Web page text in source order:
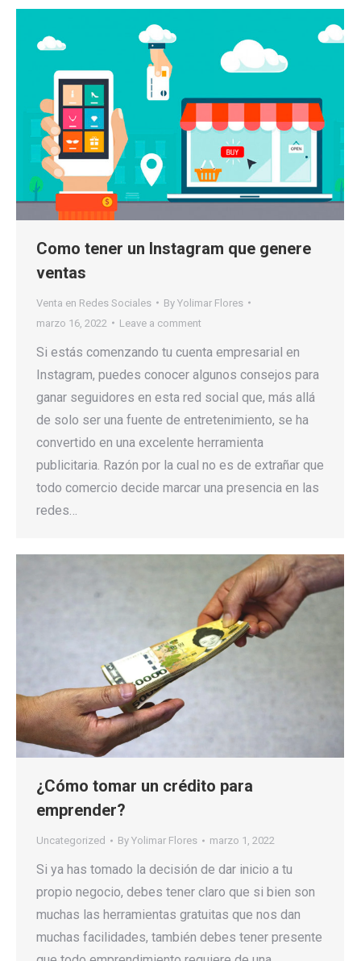
Como tener un Instagram que genere
ventas
Venta en Redes Sociales By Yolimar Flores
marzo 16, 2022
Leave a comment
Si estás comenzando tu cuenta empresarial en
Instagram, puedes conocer algunos consejos para
ganar seguidores en esta red social que, más allá
de solo ser una fuente de entretenimiento, se ha
convertido en una excelente herramienta
publicitaria. Razón por la cual no es de extrañar que
todo comercio decide marcar una presencia en las
redes…
¿Cómo tomar un crédito para
emprender?
Uncategorized By Yolimar Flores marzo 1, 2022
Si ya has tomado la decisión de dar inicio a tu
propio negocio, debes tener claro que si bien son
muchas las herramientas gratuitas que nos dan
muchas facilidades, también debes tener presente